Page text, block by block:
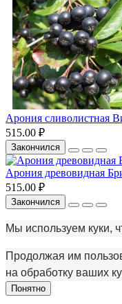
Арония сливолистная
515.00 ₽
Закончился
Арония древовидная
515.00 ₽
Закончился
Мы используем куки,
Продолжая им
на обработку ваших
Понятно